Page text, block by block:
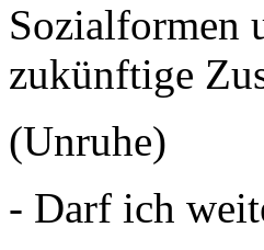
Sozialformen
zukünftige
(Unruhe)
- Darf ich